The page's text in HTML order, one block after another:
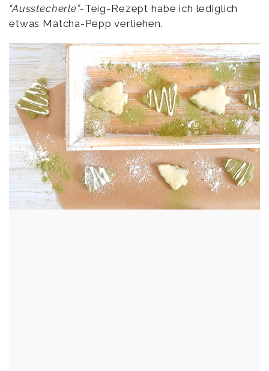
“Ausstecherle”-Teig-Rezept habe ich lediglich
etwas Matcha-Pepp verliehen.